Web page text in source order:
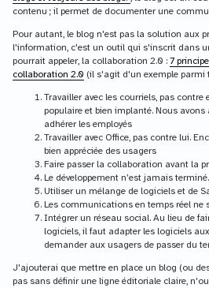
contenu ; il permet de documenter une
Pour autant, le blog n'est pas la solution aux
l'information, c'est un outil qui s'inscrit dans
pourrait appeler, la collaboration 2.0 : 7
collaboration 2.0 (il s'agit d'un exemple parmi
Travailler avec les courriels, pas contre
populaire et bien implanté. Nous avons
adhérer les employés
Travailler avec Office, pas contre lui.
bien appréciée des usagers
Faire passer la collaboration avant la
Le développement n’est jamais terminé.
Utiliser un mélange de logiciels et de
Les communications en temps réel ne
Intégrer un réseau social. Au lieu de
logiciels, il faut adapter les logiciels
demander aux usagers de passer du
J'ajouterai que mettre en place un blog (ou
pas sans définir une ligne éditoriale claire,